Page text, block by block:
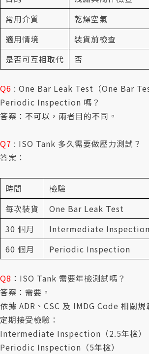
常用介質
乾燥空氣
適用情境
裝貨前檢查
是否可互相取代
否
Q6 : One Bar Leak Test（One Bar
Periodic Inspection 嗎？
答案：不可以，兩者目的不同。
Q7 : ISO Tank 多久需要做壓力測試？
答案：
時間
檢驗
每次裝貨
One Bar Leak Test
30 個月
Intermediate Inspection
60 個月
Periodic Inspection
Q8 ：ISO Tank 需要年檢測試嗎？
答案：需要。
依據 ADR、CSC 及 IMDG Code 相關
定期接受檢驗：
Intermediate Inspection（2.5年檢）
Periodic Inspection（5年檢）